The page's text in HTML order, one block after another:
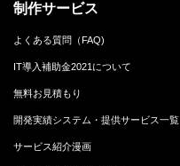
制作サービス
よくある質問（FAQ)
IT導入補助金2021について
無料お見積もり
開発実績システム・提供サービス一覧
サービス紹介漫画